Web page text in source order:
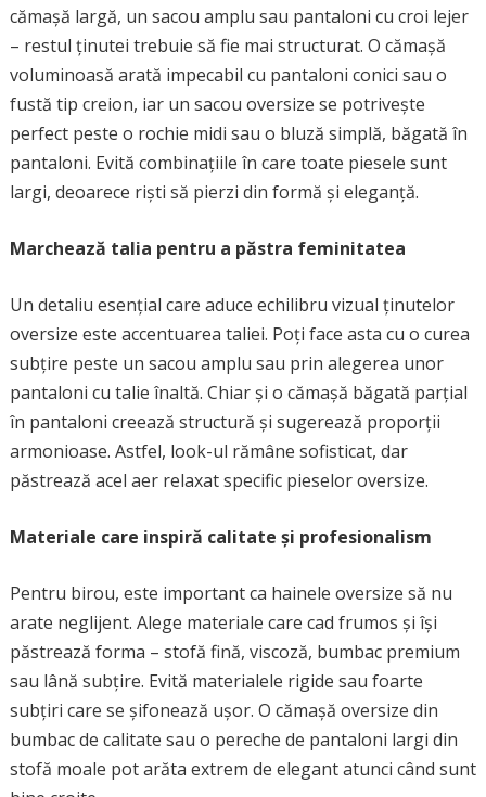
cămașă largă, un sacou amplu sau pantaloni cu croi lejer
– restul ținutei trebuie să fie mai structurat. O cămașă
voluminoasă arată impecabil cu pantaloni conici sau o
fustă tip creion, iar un sacou oversize se potrivește
perfect peste o rochie midi sau o bluză simplă, băgată în
pantaloni. Evită combinațiile în care toate piesele sunt
largi, deoarece riști să pierzi din formă și eleganță.
Marchează talia pentru a păstra feminitatea
Un detaliu esențial care aduce echilibru vizual ținutelor
oversize este accentuarea taliei. Poți face asta cu o curea
subțire peste un sacou amplu sau prin alegerea unor
pantaloni cu talie înaltă. Chiar și o cămașă băgată parțial
în pantaloni creează structură și sugerează proporții
armonioase. Astfel, look-ul rămâne sofisticat, dar
păstrează acel aer relaxat specific pieselor oversize.
Materiale care inspiră calitate și profesionalism
Pentru birou, este important ca hainele oversize să nu
arate neglijent. Alege materiale care cad frumos și își
păstrează forma – stofă fină, viscoză, bumbac premium
sau lână subțire. Evită materialele rigide sau foarte
subțiri care se șifonează ușor. O cămașă oversize din
bumbac de calitate sau o pereche de pantaloni largi din
stofă moale pot arăta extrem de elegant atunci când sunt